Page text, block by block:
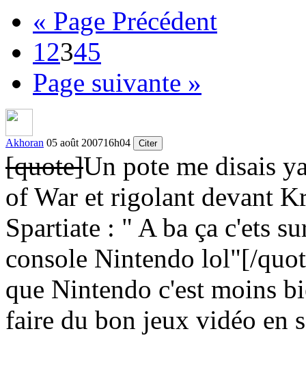
« Page Précédent
12345
Page suivante »
Akhoran 05 août 200716h04 Citer
[quote]Un pote me disais
of War et rigolant devant
Spartiate : " A ba ça c'ets
console Nintendo lol"[/
que Nintendo c'est moins
faire du bon jeux vidéo en